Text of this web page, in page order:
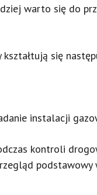
warto się do
się
instalacji
kontroli
podstawowy